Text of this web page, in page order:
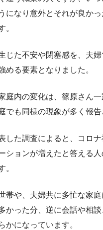
になり意外とそれが良か
。
じた不安や閉塞感を、夫
める要素となりました。
庭内の変化は、篠原さん
でも同様の現象が多く報告
した調査によると、コロ
ションが増えたと答える
。
帯や、夫婦共に多忙な家
かった分、逆に会話や相談
かになっています。